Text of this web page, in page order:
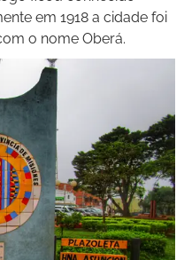
em 1918 a cidade foi
o nome Oberá.